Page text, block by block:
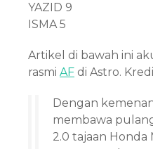
YAZID 9
ISMA 5
Artikel di bawah ini
rasmi AF di Astro.
Dengan
membawa
2.0 tajaan Honda